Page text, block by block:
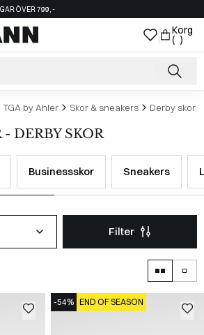
ÖVER 799,-
Korg
( )
TGA by Ahler Skor & sneakers Derby skor
DERBY SKOR
Businessskor Sneakers
Filter
-54% END OF SEASON